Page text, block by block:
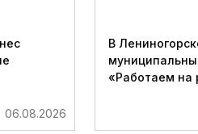
06.08.2026
В
«Работаем на